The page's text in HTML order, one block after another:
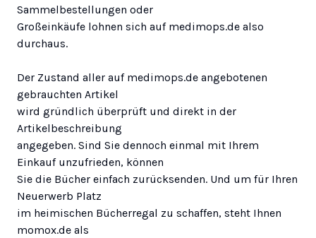
Sammelbestellungen oder
Großeinkäufe lohnen sich auf medimops.de also
durchaus.
Der Zustand aller auf medimops.de angebotenen
gebrauchten Artikel
wird gründlich überprüft und direkt in der
Artikelbeschreibung
angegeben. Sind Sie dennoch einmal mit Ihrem
Einkauf unzufrieden, können
Sie die Bücher einfach zurücksenden. Und um für Ihren
Neuerwerb Platz
im heimischen Bücherregal zu schaffen, steht Ihnen
momox.de als